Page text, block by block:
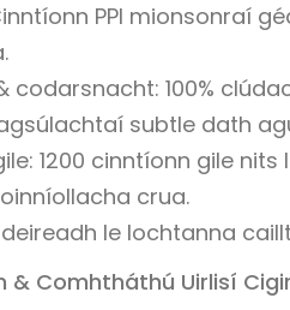
PPI mionsonraí
100%
subtle dath
1200 cinntíonn gile
crua.
le lochtanna
& Comhtháthú Uirlisí